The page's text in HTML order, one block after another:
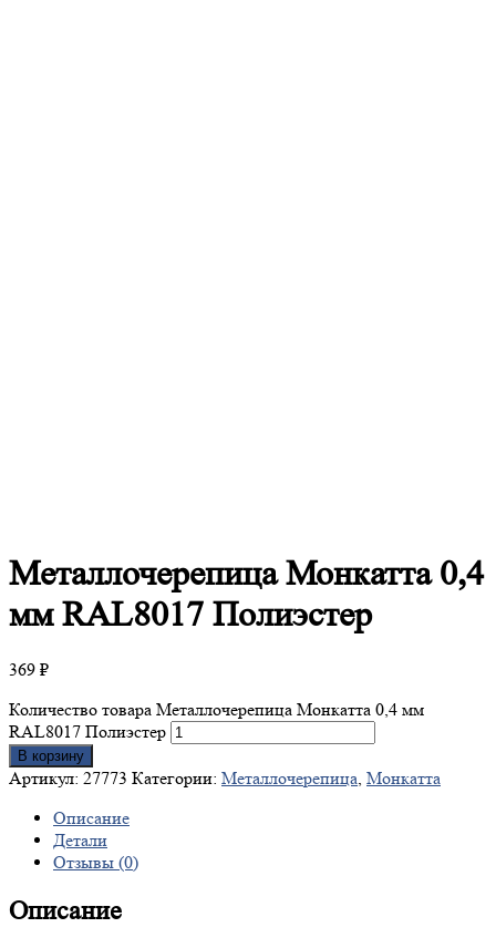
МеталлочерепицаМонкатта 0,4
мм RAL8017 Полиэстер
369 ₽
Количество товара Металлочерепица Монкатта 0,4 мм
RAL8017 Полиэстер
В корзину
Артикул: 27773 Категории: Металлочерепица, Монкатта
Описание
Детали
Отзывы (0)
Описание